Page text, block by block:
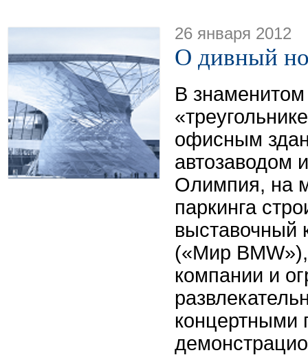
26 января 2012
О дивный
В
офисным
автозаводом
Олимпия, на
паркинга
выставочный
(«Мир
компании и